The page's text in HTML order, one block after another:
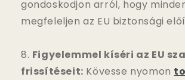
gondoskodjon arról, hogy
megfeleljen az EU biztonsági
Figyelemmel kíséri az EU
frissítéseit: Kövesse nyomon